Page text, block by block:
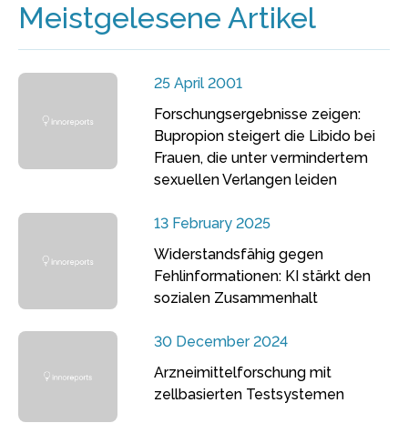
Meistgelesene Artikel
25 April 2001
Forschungsergebnisse zeigen:
Bupropion steigert die Libido bei
Frauen, die unter vermindertem
sexuellen Verlangen leiden
13 February 2025
Widerstandsfähig gegen
Fehlinformationen: KI stärkt den
sozialen Zusammenhalt
30 December 2024
Arzneimittelforschung mit
zellbasierten Testsystemen